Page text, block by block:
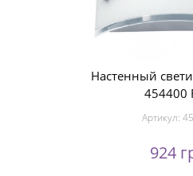
Настенный
454400
Артикул:
924